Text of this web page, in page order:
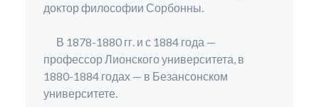
доктор философии Сорбонны.
В 1878-1880 гг. и с 1884 года —
профессор Лионского университета, в
1880-1884 годах — в Безансонском
университете.